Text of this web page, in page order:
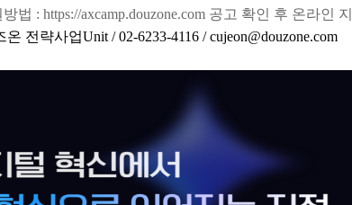
법 : https://axcamp.douzone.com 공고 확인 후 온라인
전략사업Unit / 02-6233-4116 / cujeon@douzone.com